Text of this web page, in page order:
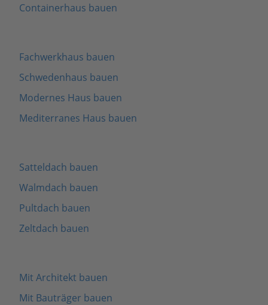
Containerhaus bauen
Fachwerkhaus bauen
Schwedenhaus bauen
Modernes Haus bauen
Mediterranes Haus bauen
Satteldach bauen
Walmdach bauen
Pultdach bauen
Zeltdach bauen
Mit Architekt bauen
Mit Bauträger bauen